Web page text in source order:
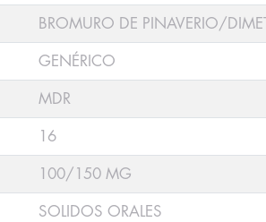
BROMURO DE PINAVERIO/
GENÉRICO
MDR
16
100/150 MG
SOLIDOS ORALES